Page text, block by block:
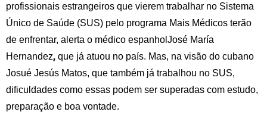
profissionais estrangeiros que vierem trabalhar no Sistema
Único de Saúde (SUS) pelo programa Mais Médicos terão
de enfrentar, alerta o médico espanholJosé María
Hernandez, que já atuou no país. Mas, na visão do cubano
Josué Jesús Matos, que também já trabalhou no SUS,
dificuldades como essas podem ser superadas com estudo,
preparação e boa vontade.